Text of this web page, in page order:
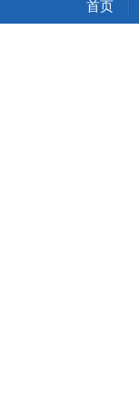
首页